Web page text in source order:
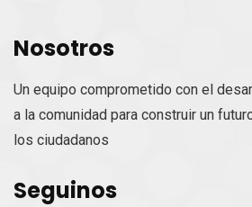
Nosotros
Un equipo comprometido con el
a la comunidad para construir un
los ciudadanos
Seguinos